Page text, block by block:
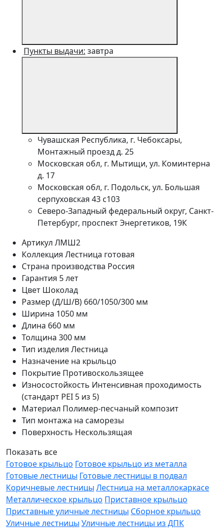
Пункты выдачи: завтра
Чувашская Республика, г. Чебоксары,
Монтажный проезд д. 25
Московская обл, г. Мытищи, ул. Коминтерна
д. 17
Московская обл, г. Подольск, ул. Большая
серпуховская 43 с103
Северо-Западный федеральный округ, Санкт-
Петербург, проспект Энергетиков, 19К
Артикул ЛМШ2
Коллекция Лестница готовая
Страна производства Россия
Гарантия 5 лет
Цвет Шоколад
Размер (Д/Ш/В) 660/1050/300 мм
Ширина 1050 мм
Длина 660 мм
Толщина 300 мм
Тип изделия Лестница
Назначение на крыльцо
Покрытие Противоскользящее
Износостойкость Интенсивная проходимость
(стандарт PEI 5 из 5)
Материал Полимер-песчаный композит
Тип монтажа на саморезы
Поверхность Нескользящая
Показать все
Готовое крыльцо Готовое крыльцо из металла
Готовые лестницы Готовые лестницы в подвал
Коричневые лестницы Лестница на металлокаркасе
Металлическое крыльцо Приставное крыльцо
Приставные уличные лестницы Сборное крыльцо
Уличные лестницы Уличные лестницы из ДПК